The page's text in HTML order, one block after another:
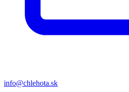
info@chlehota.sk